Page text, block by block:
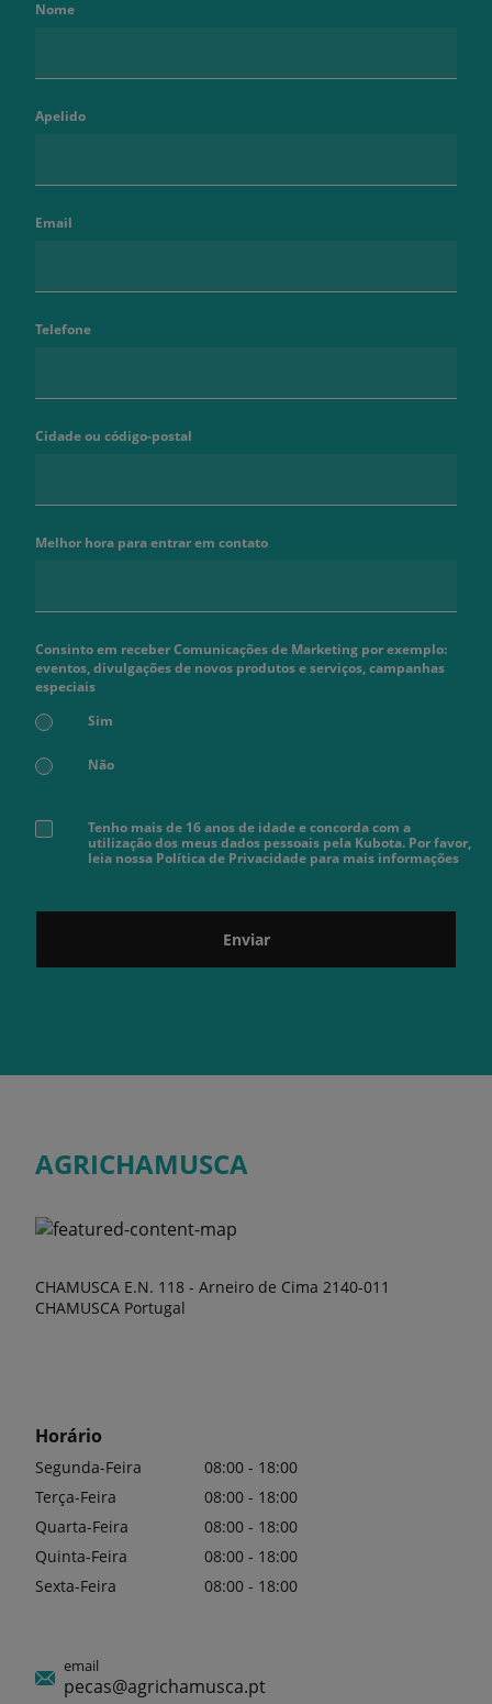
Nome
Apelido
Email
Telefone
Cidade ou código-postal
Melhor hora para entrar em contato
Consinto em receber Comunicações de Marketing por exemplo:
eventos, divulgações de novos produtos e serviços, campanhas
especiais
Sim
Não
Tenho mais de 16 anos de idade e concorda com a
utilização dos meus dados pessoais pela Kubota. Por favor,
leia nossa Política de Privacidade para mais informações
Enviar
AGRICHAMUSCA
CHAMUSCA E.N. 118 - Arneiro de Cima 2140-011
CHAMUSCA Portugal
Horário
Segunda-Feira
08:00 - 18:00
Terça-Feira
08:00 - 18:00
Quarta-Feira
08:00 - 18:00
Quinta-Feira
08:00 - 18:00
Sexta-Feira
08:00 - 18:00
email
pecas@agrichamusca.pt